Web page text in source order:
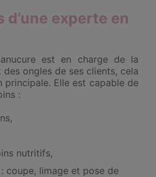
d’une experte en
est en charge de la
ongles de ses clients, cela
principale. Elle est capable de
:
nutritifs,
coupe, limage et pose de